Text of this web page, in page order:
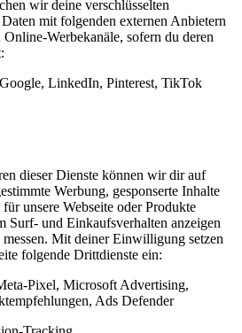
wir deine verschlüsselten
mit folgenden externen Anbietern
Online-Werbekanäle, sofern du deren
LinkedIn, Pinterest, TikTok
dieser Dienste können wir dir auf
Werbung, gesponserte Inhalte
unsere Webseite oder Produkte
Surf- und Einkaufsverhalten anzeigen
Mit deiner Einwilligung setzen
folgende Drittdienste ein:
Pixel, Microsoft Advertising,
Ads Defender